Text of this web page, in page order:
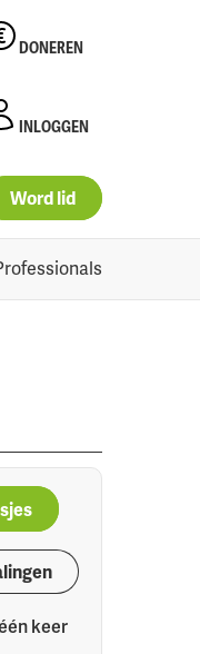
DONEREN
INLOGGEN
Word lid
keer